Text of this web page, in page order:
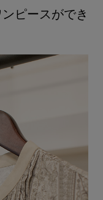
ピースができ